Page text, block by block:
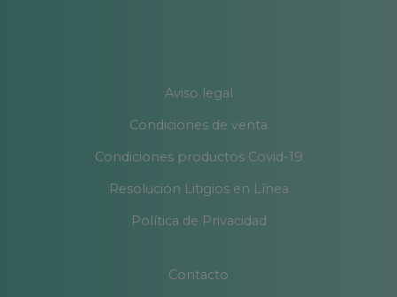
Aviso legal
Condiciones de venta
Condiciones productos Covid-19
Resolución Litigios en Línea
Política de Privacidad
Contacto